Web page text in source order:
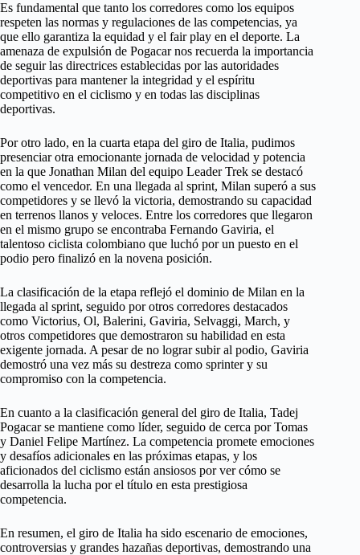
Es fundamental que tanto los corredores como los equipos
respeten las normas y regulaciones de las competencias, ya
que ello garantiza la equidad y el fair play en el deporte. La
amenaza de expulsión de Pogacar nos recuerda la importancia
de seguir las directrices establecidas por las autoridades
deportivas para mantener la integridad y el espíritu
competitivo en el ciclismo y en todas las disciplinas
deportivas.
Por otro lado, en la cuarta etapa del giro de Italia, pudimos
presenciar otra emocionante jornada de velocidad y potencia
en la que Jonathan Milan del equipo Leader Trek se destacó
como el vencedor. En una llegada al sprint, Milan superó a sus
competidores y se llevó la victoria, demostrando su capacidad
en terrenos llanos y veloces. Entre los corredores que llegaron
en el mismo grupo se encontraba Fernando Gaviria, el
talentoso ciclista colombiano que luchó por un puesto en el
podio pero finalizó en la novena posición.
La clasificación de la etapa reflejó el dominio de Milan en la
llegada al sprint, seguido por otros corredores destacados
como Victorius, Ol, Balerini, Gaviria, Selvaggi, March, y
otros competidores que demostraron su habilidad en esta
exigente jornada. A pesar de no lograr subir al podio, Gaviria
demostró una vez más su destreza como sprinter y su
compromiso con la competencia.
En cuanto a la clasificación general del giro de Italia, Tadej
Pogacar se mantiene como líder, seguido de cerca por Tomas
y Daniel Felipe Martínez. La competencia promete emociones
y desafíos adicionales en las próximas etapas, y los
aficionados del ciclismo están ansiosos por ver cómo se
desarrolla la lucha por el título en esta prestigiosa
competencia.
En resumen, el giro de Italia ha sido escenario de emociones,
controversias y grandes hazañas deportivas, demostrando una